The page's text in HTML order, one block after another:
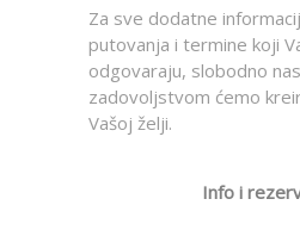
Za sve dodatne
putovanja i termine koji
odgovaraju, slobodno
zadovoljstvom ćemo
Vašoj želji.
Info i